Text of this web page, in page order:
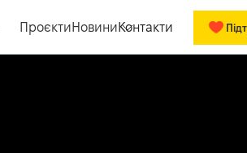
ПроєктиНовини Контакти